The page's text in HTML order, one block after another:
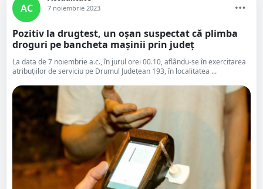
AC 7 noiembrie 2023
Pozitiv la drugtest, un oșan suspectat că plimba
droguri pe bancheta mașinii prin județ
La data de 7 noiembrie a.c., în jurul orei 00.10, aflându-se în exercitarea
atribuțiilor de serviciu pe Drumul Județean 193, în localitatea ...